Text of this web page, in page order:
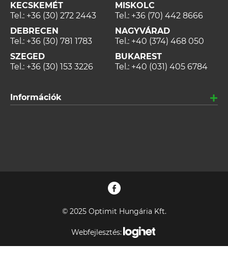
KECSKEMÉT
Tel.: +36 (30) 272 2443
DEBRECEN
Tel.: +36 (30) 781 1783
SZEGED
Tel.: +36 (30) 153 3226
MISKOLC
Tel.: +36 (70) 442 8666
NAGYVÁRAD
Tel.: +40 (374) 468 050
BUKAREST
Tel.: +40 (031) 405 6784
Információk
© 2025 Optimit Hungária Kft.
Webfejlesztés: